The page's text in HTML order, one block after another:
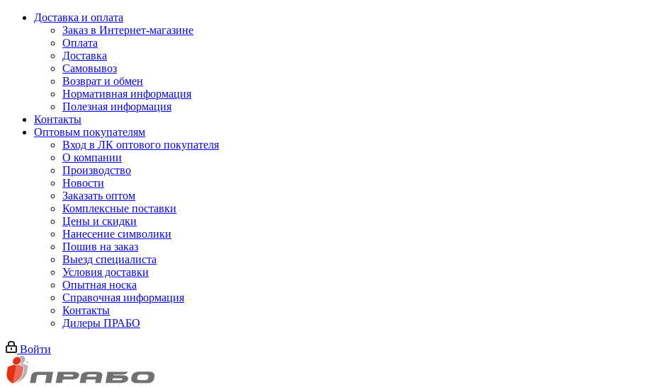
Доставка и оплата
Заказ в Интернет-магазине
Оплата
Доставка
Самовывоз
Возврат и обмен
Нормативная информация
Полезная информация
Контакты
Оптовым покупателям
Вход в ЛК оптового покупателя
О компании
Производство
Новости
Заказать оптом
Комплексные поставки
Цены и скидки
Нанесение символики
Пошив на заказ
Выезд специалиста
Условия доставки
Опытная носка
Справочная информация
Контакты
Дилеры ПРАБО
Войти